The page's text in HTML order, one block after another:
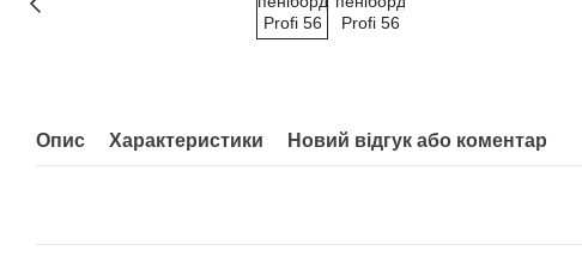
Опис Характеристики Новий відгук або коментар